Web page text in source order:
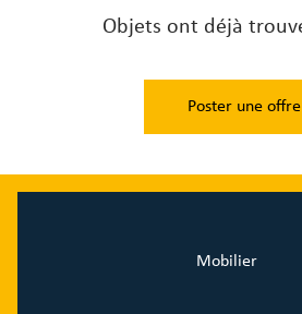
Objets ont déjà
Poster une offre
Mobilier